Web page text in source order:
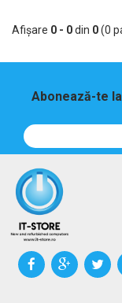
Afişare 0 - 0din 0(0
Abonează-te